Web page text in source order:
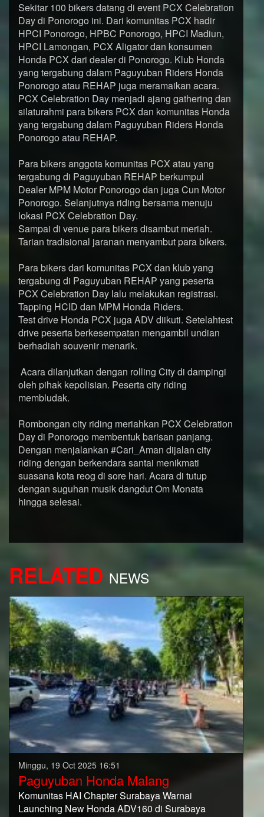
Sekitar 100 bikers datang di event PCX Celebration
Day di Ponorogo ini. Dari komunitas PCX hadir
HPCI Ponorogo, HPBC Ponorogo, HPCI Madiun,
HPCI Lamongan, PCX Aligator dan konsumen
Honda PCX dari dealer di Ponorogo. Klub Honda
yang tergabung dalam Paguyuban Riders Honda
Ponorogo atau REHAP juga meramaikan acara.
PCX Celebration Day menjadi ajang gathering dan
silaturahmi para bikers PCX dan komunitas Honda
yang tergabung dalam Paguyuban Riders Honda
Ponorogo atau REHAP.
Para bikers anggota komunitas PCX atau yang
tergabung di Paguyuban REHAP berkumpul
Dealer MPM Motor Ponorogo dan juga Cun Motor
Ponorogo. Selanjutnya riding bersama menuju
lokasi PCX Celebration Day.
Sampai di venue para bikers disambut meriah.
Tarian tradisional jaranan menyambut para bikers.
Para bikers dari komunitas PCX dan klub yang
tergabung di Paguyuban REHAP yang peserta
PCX Celebration Day lalu melakukan registrasi.
Tapping HCID dan MPM Honda Riders.
Test drive Honda PCX juga ADV diikuti. Setelahtest
drive peserta berkesempatan mengambil undian
berhadiah souvenir menarik.
Acara dilanjutkan dengan rolling City di dampingi
oleh pihak kepolisian. Peserta city riding
membludak.
Rombongan city riding meriahkan PCX Celebration
Day di Ponorogo membentuk barisan panjang.
Dengan menjalankan #Cari_Aman dijalan city
riding dengan berkendara santai menikmati
suasana kota reog di sore hari. Acara di tutup
dengan suguhan musik dangdut Om Monata
hingga selesai.
RELATED NEWS
Minggu, 19 Oct 2025 16:51
Paguyuban Honda Malang
Komunitas HAI Chapter Surabaya Warnai
Launching New Honda ADV160 di Surabaya